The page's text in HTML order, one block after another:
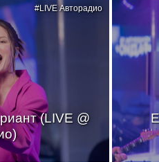
(LIVE @
#LIVE Авторадио